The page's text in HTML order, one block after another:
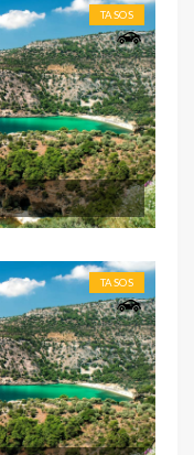
TASOS
TASOS